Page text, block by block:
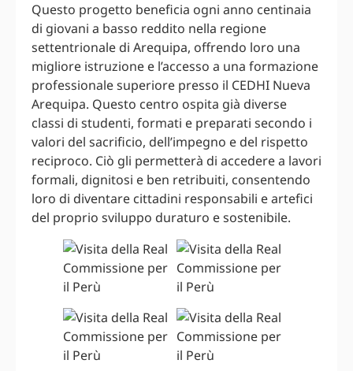
Questo progetto beneficia ogni anno centinaia
di giovani a basso reddito nella regione
settentrionale di Arequipa, offrendo loro una
migliore istruzione e l’accesso a una formazione
professionale superiore presso il CEDHI Nueva
Arequipa. Questo centro ospita già diverse
classi di studenti, formati e preparati secondo i
valori del sacrificio, dell’impegno e del rispetto
reciproco. Ciò gli permetterà di accedere a lavori
formali, dignitosi e ben retribuiti, consentendo
loro di diventare cittadini responsabili e artefici
del proprio sviluppo duraturo e sostenibile.